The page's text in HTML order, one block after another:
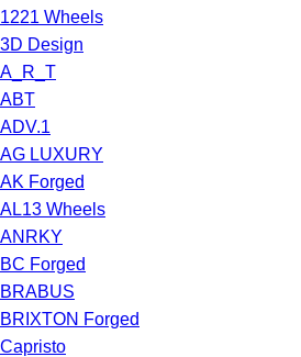
1221 Wheels
3D Design
A_R_T
ABT
ADV.1
AG LUXURY
AK Forged
AL13 Wheels
ANRKY
BC Forged
BRABUS
BRIXTON Forged
Capristo